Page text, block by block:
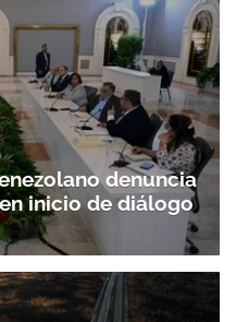
denuncia
inicio de diálogo